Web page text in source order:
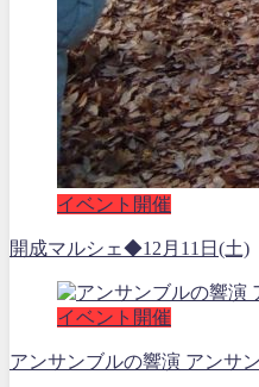
イベント開催
開成マルシェ◆12月11日(土)
イベント開催
アンサンブルの響演 アンサ